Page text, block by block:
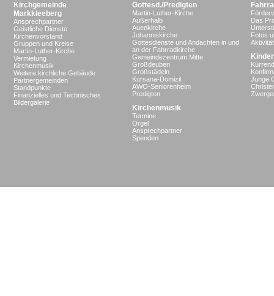
Kirchgemeinde
Markkleeberg
Ansprechpartner
Geistliche Dienste
Kirchenvorstand
Gruppen und Kreise
Martin-Luther-Kirche
Vermietung
Kirchenmusik
Weitere kirchliche Gebäude
Partnergemeinden
Standpunkte
Finanzielles und Technisches
Bildergalerie
Gottesd./Predigten
Martin-Luther-Kirche
Außerhalb
Auenkirche
Johanniskirche
Gottesdienste und Andachten in und
an der Fahrradkirche
Gemeindezentrum Mitte
Großdeuben
Großstädeln
Kursana-Domizil
AWO-Seniorenheim
Predigten
Kirchenmusik
Termine
Orgel
Ansprechpartner
Spenden
Das
Fotos
Junge